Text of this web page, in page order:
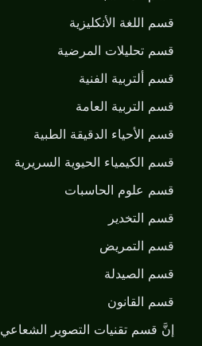
قسم اللغة الأنكليزية
قسم تحليلات المرضية
قسم ألتربية الفنية
قسم التربية العامة
قسم الأحياء الدقيقة الطبية
قسم الكيمياء الحيوية السريرية
قسم علوم الحاسبات
قسم التخدير
قسم التمريض
قسم الصيدلة
قسم القانون
إنَّ قسم تقنيات التصوير الشعاعي